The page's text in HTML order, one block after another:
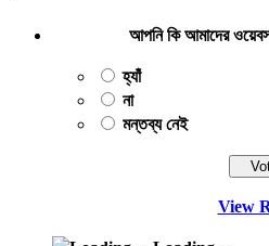
আপনি কি আমাদের
হ্যাঁ
না
মন্তব্য নেই
View